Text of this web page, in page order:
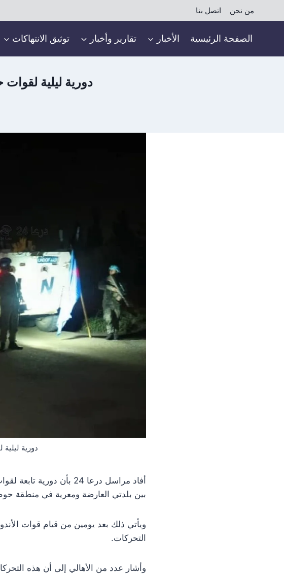
إلى
من نحن اتصل بنا
الصفحة الرئيسية الأخبار تقارير وأخبار توثيق الانتهاكات
دورية ليلية
دورية
أفاد مراسل درعا 24
بين بلدتي العارضة ومعرية في منطقة
ويأتي ذلك بعد يومين من قيام قوات
التحركات.
وأشار عدد من الأهالي إلى أن هذه